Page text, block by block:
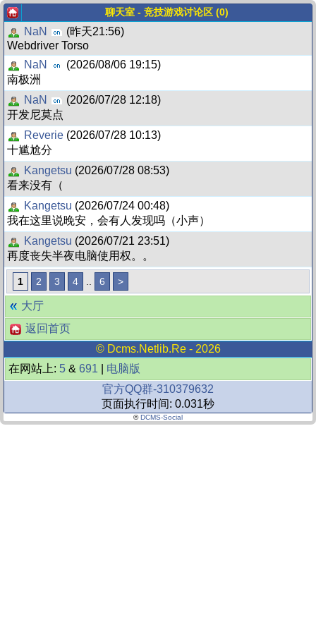
聊天室 - 竞技游戏讨论区 (0)
NaN
(昨天21:56)
Webdriver Torso
NaN
(2026/08/06 19:15)
南极洲
NaN
(2026/07/28 12:18)
开发尼莫点
Reverie (2026/07/28 10:13)
十尴尬分
Kangetsu (2026/07/28 08:53)
看来没有（
Kangetsu (2026/07/24 00:48)
我在这里说晚安，会有人发现吗（小声）
Kangetsu (2026/07/21 23:51)
再度丧失半夜电脑使用权。。
1 2 3 4 6 >
大厅
返回首页
© Dcms.netlib.re- 2026
在网站上: 5 & 691
电脑版
官方QQ群-310379632
页面执行时间: 0.031秒
©DCMS-Social